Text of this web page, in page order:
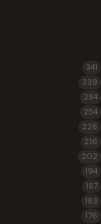
341
339
284
254
226
216
202
194
187
183
176